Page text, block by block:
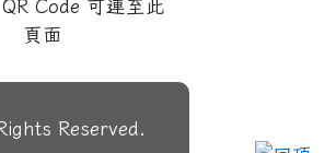
Reserved.